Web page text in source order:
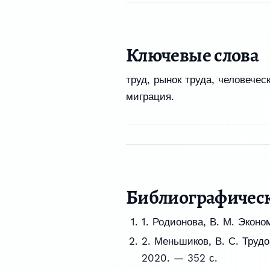
Ключевые слова
труд, рынок труда,
миграция.
1. Родионова, В. М.
2. Меньшиков, В. С.
2020. — 352 с.